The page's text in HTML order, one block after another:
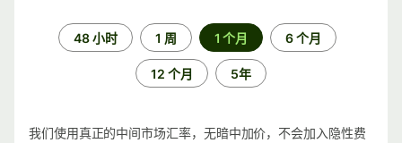
48 小时 1 周 1 个月 6 个月
12 个月 5年
我们使用真正的中间市场汇率，无暗中加价，不会加入隐性费